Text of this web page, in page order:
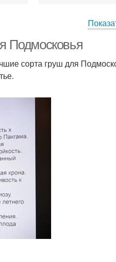
Подмосковья
сорта груш для